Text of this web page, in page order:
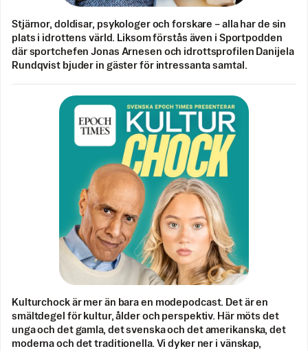
Stjärnor, doldisar, psykologer och forskare – alla har de sin
plats i idrottens värld. Liksom förstås även i Sportpodden
där sportchefen Jonas Arnesen och idrottsprofilen Danijela
Rundqvist bjuder in gäster för intressanta samtal.
Kulturchock är mer än bara en modepodcast. Det är en
smältdegel för kultur, ålder och perspektiv. Här möts det
unga och det gamla, det svenska och det amerikanska, det
moderna och det traditionella. Vi dyker ner i vänskap,